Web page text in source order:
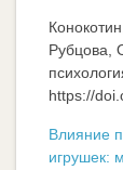
Рубцова,
https://
Влияние
игрушек: